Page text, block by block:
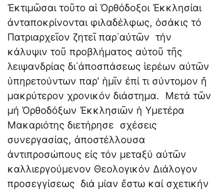
Ἐκτιμῶσαι τοῦτο αἱ Ὀρθόδοξοι Ἐκκλησίαι
ἀνταποκρίνονται φιλαδέλφως, ὁσάκις τό
Πατριαρχεῖον ζητεῖ παρ΄αὐτῶν τήν
κάλυψιν τοῦ προβλήματος αὐτοῦ τῆς
λειψανδρίας δι΄ἀποσπάσεως ἱερέων αὐτῶν
ὑπηρετούντων παρ’ ἡμῖν ἐπί τι σύντομον ἤ
μακρύτερον χρονικόν διάστημα. Μετά τῶν
μή Ὀρθοδόξων Ἐκκλησιῶν ἡ Υμετέρα
Μακαριότης διετήρησε σχέσεις
συνεργασίας, ἀποστέλλουσα
ἀντιπροσώπους εἰς τόν μεταξύ αὐτῶν
καλλιεργούμενον Θεολογικόν Διάλογον
προσεγγίσεως διά μίαν ἔστω καί σχετικήν